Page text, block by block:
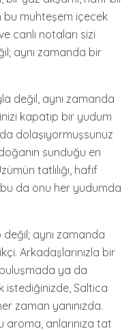
bu muhteşem içecek
canlı notaları sizi
aynı zamanda bir
değil, aynı zamanda
kapatıp bir yudum
dolaşıyormuşsunuz
sunduğu en
tatlılığı, hafif
da onu her yudumda
aynı zamanda
Arkadaşlarınızla bir
ya da
istediğinizde, Saltica
zaman yanınızda.
aroma, anlarınıza tat